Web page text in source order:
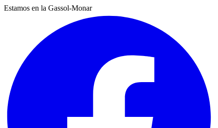
Estamos en la Gassol-Monar